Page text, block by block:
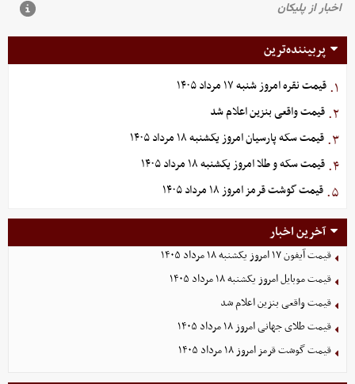
پربیننده‌ترین
۱. قیمت نقره امروز شنبه ۱۷ مرداد ۱۴۰۵
۲. قیمت واقعی بنزین اعلام شد
۳. قیمت سکه پارسیان امروز یکشنبه ۱۸ مرداد ۱۴۰۵
۴. قیمت سکه و طلا امروز یکشنبه ۱۸ مرداد ۱۴۰۵
۵. قیمت گوشت قرمز امروز ۱۸ مرداد ۱۴۰۵
آخرین اخبار
قیمت آیفون ۱۷ امروز یکشنبه ۱۸ مرداد ۱۴۰۵
قیمت موبایل‌ امروز یکشنبه ۱۸ مرداد ۱۴۰۵
قیمت واقعی بنزین اعلام شد
قیمت طلای جهانی امروز ۱۸ مرداد ۱۴۰۵
قیمت گوشت قرمز امروز ۱۸ مرداد ۱۴۰۵